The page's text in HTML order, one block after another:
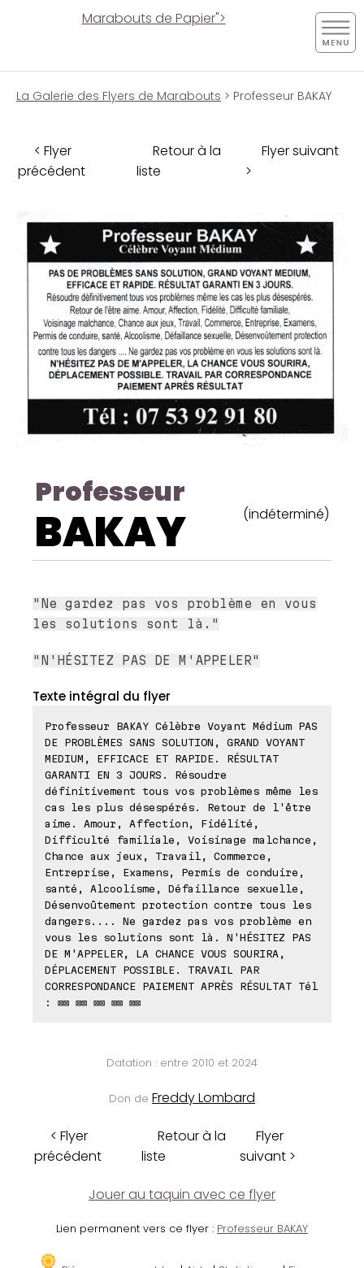
Marabouts de Papier">
La Galerie des Flyers de Marabouts > Professeur BAKAY
< Flyer
précédent
Retour à la
liste
Flyer suivant
>
Professeur
BAKAY (indéterminé)
"Ne gardez pas vos problème en vous
les solutions sont là."
"N'HÉSITEZ PAS DE M'APPELER"
Texte intégral du flyer
Professeur BAKAY Célèbre Voyant Médium PAS
DE PROBLÈMES SANS SOLUTION, GRAND VOYANT
MEDIUM, EFFICACE ET RAPIDE. RÉSULTAT
GARANTI EN 3 JOURS. Résoudre
définitivement tous vos problèmes même les
cas les plus désespérés. Retour de l'être
aime. Amour, Affection, Fidélité,
Difficulté familiale, Voisinage malchance,
Chance aux jeux, Travail, Commerce,
Entreprise, Examens, Permis de conduire,
santé, Alcoolisme, Défaillance sexuelle,
Désenvoûtement protection contre tous les
dangers.... Ne gardez pas vos problème en
vous les solutions sont là. N'HÉSITEZ PAS
DE M'APPELER, LA CHANCE VOUS SOURIRA,
DÉPLACEMENT POSSIBLE. TRAVAIL PAR
CORRESPONDANCE PAIEMENT APRÈS RÉSULTAT Tél
: ⊠⊠ ⊠⊠ ⊠⊠ ⊠⊠ ⊠⊠
Datation : entre 2010 et 2024
Don de Freddy Lombard
< Flyer
précédent
Retour à la
liste
Flyer
suivant >
Jouer au taquin avec ce flyer
Lien permanent vers ce flyer : Professeur BAKAY